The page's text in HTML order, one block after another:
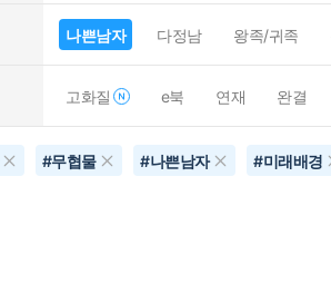
나쁜남자 다정남 왕족/귀족
고화질 e북 연재 완결
#무협물 #나쁜남자 #미래배경